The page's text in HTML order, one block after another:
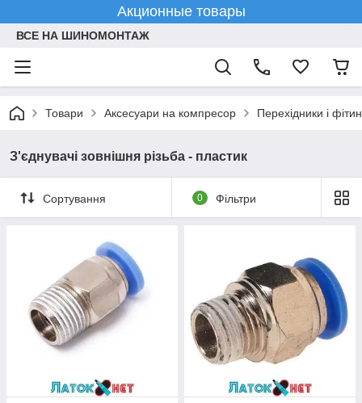
Акционные товары
ВСЕ НА ШИНОМОНТАЖ
Товари Аксесуари на компресор Перехідники і
З'єднувачі зовнішня різьба - пластик
Сортування 0 Фільтри